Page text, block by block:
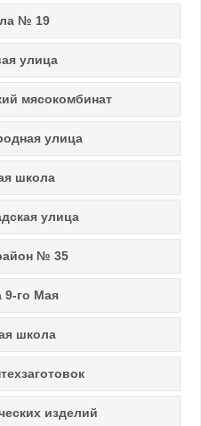
№ 19
улица
мясокомбинат
улица
школа
улица
№ 35
9-го Мая
школа
изделий